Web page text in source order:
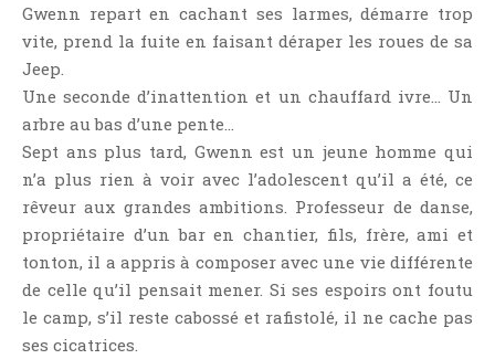
Coup De Coeur
Critiques Express
Dark Erotica
Développement Personnel
Drame
Dystopie
Epistolaire
Erotique
Fait Divers
Fantastique
Feel Good
Gwenn repart en cachant ses larmes, démarre trop
vite, prend la fuite en faisant déraper les roues de sa
Jeep.
Une seconde d’inattention et un chauffard ivre… Un
arbre au bas d’une pente…
Sept ans plus tard, Gwenn est un jeune homme qui
n’a plus rien à voir avec l’adolescent qu’il a été, ce
rêveur aux grandes ambitions. Professeur de danse,
propriétaire d’un bar en chantier, fils, frère, ami et
tonton, il a appris à composer avec une vie différente
de celle qu’il pensait mener. Si ses espoirs ont foutu
le camp, s’il reste cabossé et rafistolé, il ne cache pas
ses cicatrices.